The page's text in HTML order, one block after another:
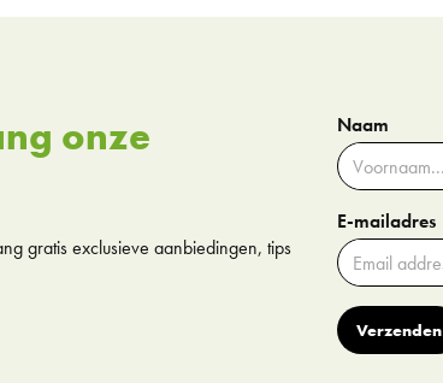
onze
gratis exclusieve aanbiedingen, tips
Naam
E-mailadres
Verzenden